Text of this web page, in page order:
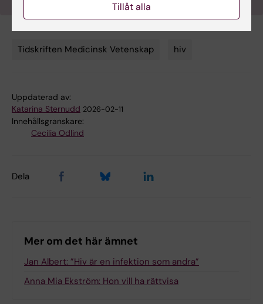
Tidskriften Medicinsk Vetenskap hiv
Uppdaterad av:
Katarina Sternudd 2026-02-11
Innehållsgranskare:
Cecilia Odlind
Dela
Mer om det här ämnet
Jan Albert: ”Hiv är en infektion som andra”
Anna Mia Ekström: Hon vill ha rättvisa
Tillåt alla